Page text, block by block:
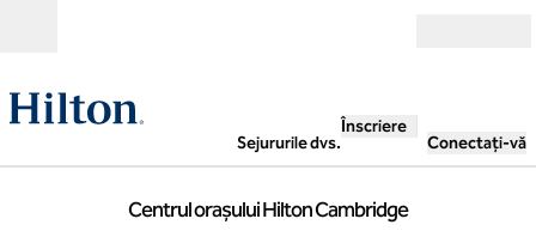
Sejururile dvs.
Înscriere
Conectați-vă
Centrul orașului Hilton Cambridge